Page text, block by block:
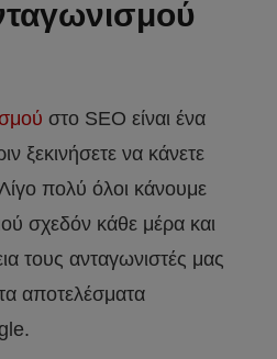
στο SEO είναι ένα
ξεκινήσετε να κάνετε
πολύ όλοι κάνουμε
σχεδόν κάθε μέρα και
τους ανταγωνιστές μας
αποτελέσματα